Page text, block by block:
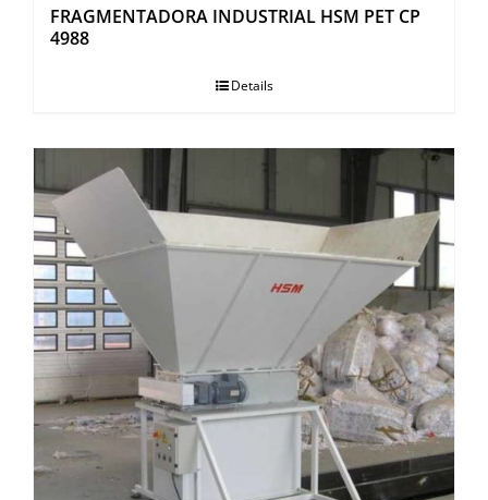
FRAGMENTADORA INDUSTRIAL HSM PET CP
4988
Details